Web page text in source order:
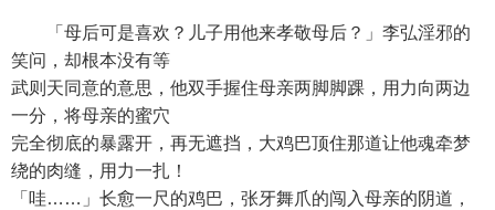
「母后可是喜欢？儿子用他来孝敬母后？」李弘淫邪的
笑问，却根本没有等
武则天同意的意思，他双手握住母亲两脚脚踝，用力向两边
一分，将母亲的蜜穴
完全彻底的暴露开，再无遮挡，大鸡巴顶住那道让他魂牵梦
绕的肉缝，用力一扎！
「哇……」长愈一尺的鸡巴，张牙舞爪的闯入母亲的阴道，